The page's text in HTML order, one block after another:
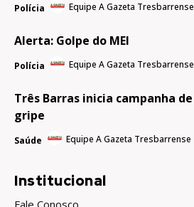
Polícia Equipe A Gazeta Tresbarrense
Alerta: Golpe do MEI
Polícia Equipe A Gazeta Tresbarrense
Três Barras inicia campanha
gripe
Saúde Equipe A Gazeta Tresbarrense
Institucional
Fale Conosco